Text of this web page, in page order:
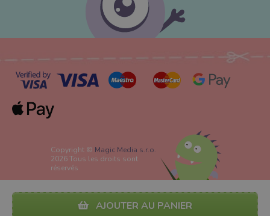
AJOUTER AU PANIER
Copyright © Magic Media s.r.o.
2026 Tous les droits sont
réservés